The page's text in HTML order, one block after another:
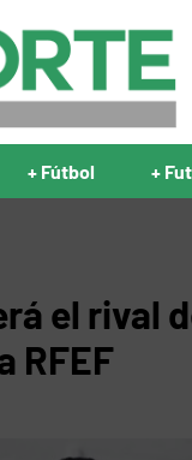
+ Fútbol +
el rival
RFEF